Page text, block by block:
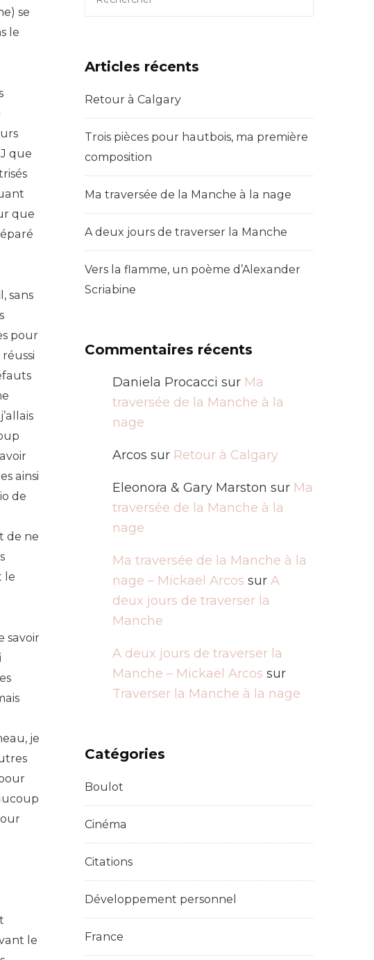
se
le
que
que
sans
pour
ainsi
de
de ne
le
savoir
je
le
Articles récents
Retour à Calgary
Trois pièces pour hautbois, ma première
composition
Ma traversée de la Manche à la nage
A deux jours de traverser la Manche
Vers la flamme, un poème d’Alexander
Scriabine
Commentaires récents
Daniela Procacci sur Ma
traversée de la Manche à la
nage
Arcos sur Retour à Calgary
Eleonora & Gary Marston sur Ma
traversée de la Manche à la
nage
Ma traversée de la Manche à la
nage – Mickaël Arcos sur A
deux jours de traverser la
Manche
A deux jours de traverser la
Manche – Mickaël Arcos sur
Traverser la Manche à la nage
Catégories
Boulot
Cinéma
Citations
Développement personnel
France